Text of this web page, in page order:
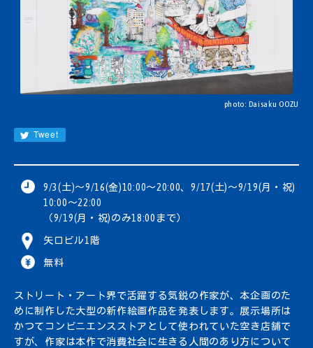
EN
CN
photo: Daisaku OOZU
Tweet
9/3(土)～9/16(金)10:00～20:00、9/17(土)～9/19(月・祝)
10:00～22:00
（9/19(月・祝)のみ18:00まで）
矢口ビル1階
無料
ストリート・アート界で活躍する気鋭の作家が、本企画のた
めに制作した大型の新作絵画作品を発表します。展示場所は
かつてコンビニエンスストアとして使われていた空き店舗で
すが、作家は本作で消費社会に生きる人間のあり方について